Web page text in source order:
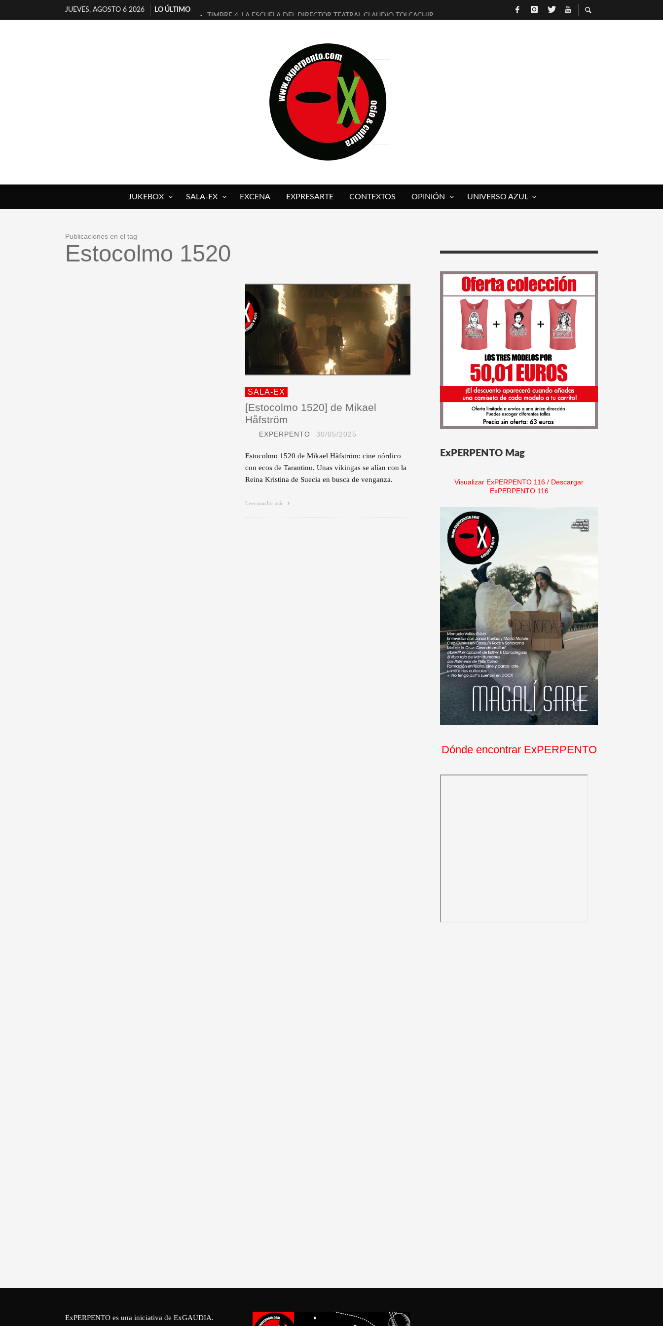
JUEVES, AGOSTO 6 2026
LO ÚLTIMO
TIMBRE 4, LA ESCUELA DEL DIRECTOR TEATRAL CLAUDIO TOLCACHIR
MILITARES JUDÍAS EN #EXVITA
D’BALDOMEROS REINVENTAN [BITÁCORA 3.0] EN EXVITA
MARSHALL FLASH PRESENTA EN EXVITA [RELATIVA SENCILLEZ]
JOFRE BARDAGÍ EN EXVITA INTERPRETANDO A SERRAT
YORCH PRESENTA [CURSO DE ARMONÍA PERSECUTORIA] EN EXVITA
MAGALÍ SARE NOS EXPLICA [DESCASADA]
JUKEBOX SALA-EX EXCENA EXPRESARTE CONTEXTOS OPINIÓN UNIVERSO AZUL
Publicaciones en el tag
Estocolmo 1520
SALA-EX
[Estocolmo 1520] de Mikael
Håfström
EXPERPENTO 30/05/2025
Estocolmo 1520 de Mikael Håfström: cine nórdico
con ecos de Tarantino. Unas vikingas se alían con la
Reina Kristina de Suecia en busca de venganza.
Leer mucho más
ExPERPENTO Mag
Visualizar ExPERPENTO 116 / Descargar
ExPERPENTO 116
Dónde encontrar ExPERPENTO
ExPERPENTO es una iniciativa de ExGAUDIA.